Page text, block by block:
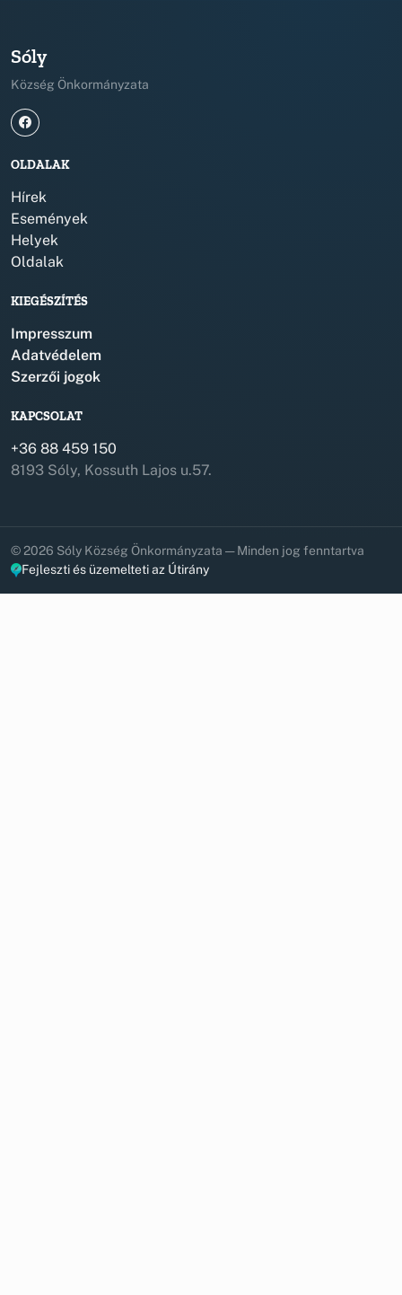
Sóly
Község Önkormányzata
OLDALAK
Hírek
Események
Helyek
Oldalak
KIEGÉSZÍTÉS
Impresszum
Adatvédelem
Szerzői jogok
KAPCSOLAT
+36 88 459 150
8193 Sóly, Kossuth Lajos u.57.
© 2026 Sóly Község Önkormányzata — Minden jog fenntartva
Fejleszti és üzemelteti az Útirány